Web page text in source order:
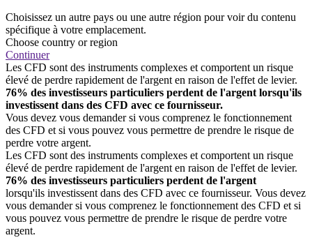
Choisissez un autre pays ou une autre région pour voir du contenu
spécifique à votre emplacement.
Choose country or region
Continuer
Les CFD sont des instruments complexes et comportent un risque
élevé de perdre rapidement de l'argent en raison de l'effet de levier.
76% des investisseurs particuliers perdent de l'argent lorsqu'ils
investissent dans des CFD avec ce fournisseur.
Vous devez vous demander si vous comprenez le fonctionnement
des CFD et si vous pouvez vous permettre de prendre le risque de
perdre votre argent.
Les CFD sont des instruments complexes et comportent un risque
élevé de perdre rapidement de l'argent en raison de l'effet de levier.
76% des investisseurs particuliers perdent de l'argent
lorsqu'ils investissent dans des CFD avec ce fournisseur. Vous devez
vous demander si vous comprenez le fonctionnement des CFD et si
vous pouvez vous permettre de prendre le risque de perdre votre
argent.